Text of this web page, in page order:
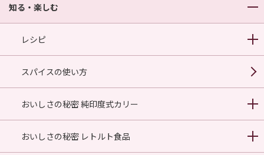
知る・楽しむ
レシピ
スパイスの使い方
おいしさの秘密 純印度式カリー
おいしさの秘密 レトルト食品